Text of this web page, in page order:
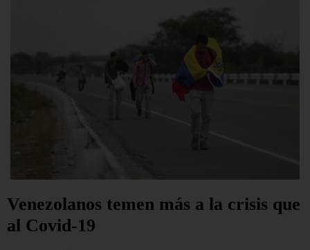
Venezolanos temen más a la crisis que
al Covid-19